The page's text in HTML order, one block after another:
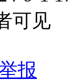
可见
报